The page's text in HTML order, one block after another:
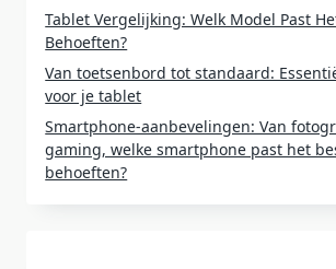
Tablet Vergelijking: Welk Model Past
Behoeften?
Van toetsenbord tot standaard:
voor je tablet
Smartphone-aanbevelingen: Van
gaming, welke smartphone past het
behoeften?